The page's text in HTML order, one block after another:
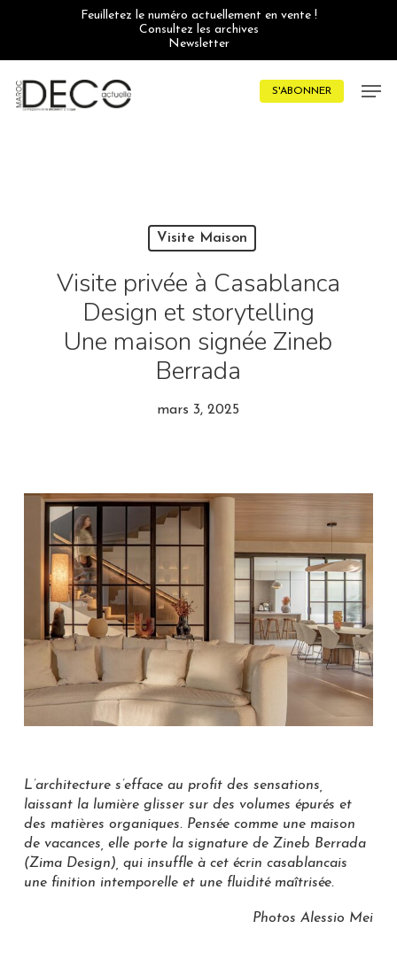
Feuilletez le numéro actuellement en vente !
Consultez les archives
Newsletter
S'ABONNER
Visite Maison
Visite privée à Casablanca
Design et storytelling
Une maison signée Zineb
Berrada
mars 3, 2025
L’architecture s’efface au profit des sensations,
laissant la lumière glisser sur des volumes épurés et
des matières organiques. Pensée comme une maison
de vacances, elle porte la signature de Zineb Berrada
(Zima Design), qui insuffle à cet écrin casablancais
une finition intemporelle et une fluidité maîtrisée.
Photos Alessio Mei